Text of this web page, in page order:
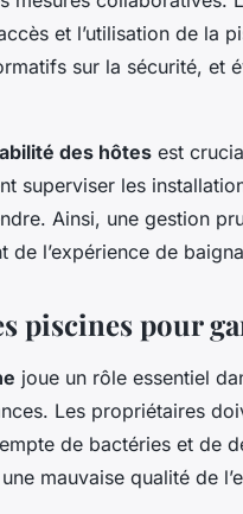
et l’utilisation de la
sur la sécurité, et
des hôtes est
superviser les
Ainsi, une gestion
de l’expérience de
piscines pour
joue un rôle essentiel
Les propriétaires
de bactéries et de
mauvaise qualité de